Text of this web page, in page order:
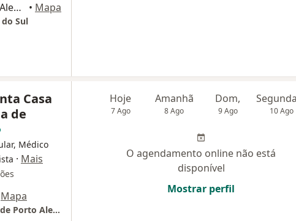
Avenida Princesa Isabel, 395, Porto Alegre • Mapa
Sul
Casa
de
Médico
· Mais
Mapa
Irmandade Santa Casa de Misericórdia de Porto Alegre
Hoje
7 Ago
Amanhã
8 Ago
Dom,
9 Ago 10 Ago
O agendamento online não está
disponível
Mostrar perfil